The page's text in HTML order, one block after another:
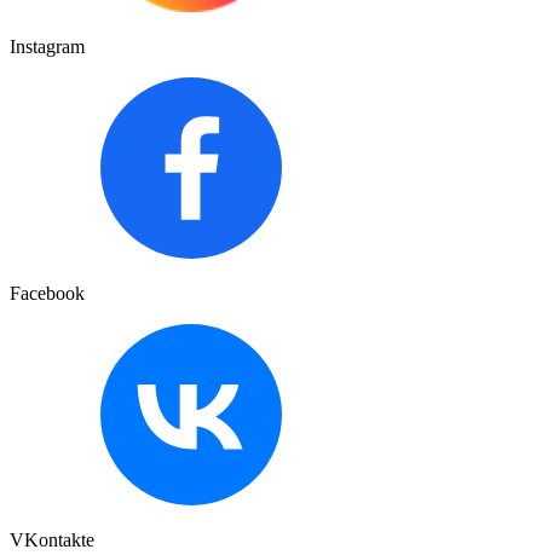
Instagram
Facebook
VKontakte